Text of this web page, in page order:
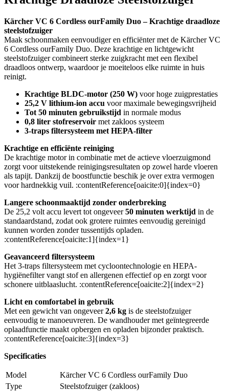
Kärcher VC 6 Cordless ourFamily Duo – Krachtige draadloze
steelstofzuiger
Maak schoonmaken eenvoudiger en efficiënter met de Kärcher VC
6 Cordless ourFamily Duo. Deze krachtige en lichtgewicht
steelstofzuiger combineert sterke zuigkracht met een flexibel
draadloos ontwerp, waardoor je moeiteloos elke ruimte in huis
reinigt.
Krachtige BLDC-motor (250 W) voor hoge zuigprestaties
25,2 V lithium-ion accu voor maximale bewegingsvrijheid
Tot 50 minuten gebruikstijd in normale modus
0,8 liter stofreservoir met zakloos systeem
3-traps filtersysteem met HEPA-filter
Krachtige en efficiënte reiniging
De krachtige motor in combinatie met de actieve vloerzuigmond
zorgt voor uitstekende reinigingsresultaten op zowel harde vloeren
als tapijt. Dankzij de boostfunctie beschik je over extra vermogen
voor hardnekkig vuil. :contentReference[oaicite:0]{index=0}
Langere schoonmaaktijd zonder onderbreking
De 25,2 volt accu levert tot ongeveer50 minuten werktijd in de
standaardstand, zodat ook grotere ruimtes eenvoudig gereinigd
kunnen worden zonder tussentijds opladen.
:contentReference[oaicite:1]{index=1}
Geavanceerd filtersysteem
Het 3-traps filtersysteem met cycloontechnologie en HEPA-
hygiënefilter vangt stof en allergenen effectief op en zorgt voor
schonere uitblaaslucht. :contentReference[oaicite:2]{index=2}
Licht en comfortabel in gebruik
Met een gewicht van ongeveer2,6 kg is de steelstofzuiger
eenvoudig te manoeuvreren. De wandhouder met geïntegreerde
oplaadfunctie maakt opbergen en opladen bijzonder praktisch.
:contentReference[oaicite:3]{index=3}
Specificaties
Model
Kärcher VC 6 Cordless ourFamily Duo
Type
Steelstofzuiger (zakloos)